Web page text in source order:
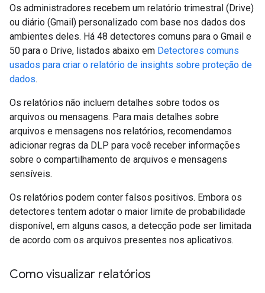
Os administradores recebem um relatório trimestral (Drive)
ou diário (Gmail) personalizado com base nos dados dos
ambientes deles. Há 48 detectores comuns para o Gmail e
50 para o Drive, listados abaixo em Detectores comuns
usados para criar o relatório de insights sobre proteção de
dados.
Os relatórios não incluem detalhes sobre todos os
arquivos ou mensagens. Para mais detalhes sobre
arquivos e mensagens nos relatórios, recomendamos
adicionar regras da DLP para você receber informações
sobre o compartilhamento de arquivos e mensagens
sensíveis.
Os relatórios podem conter falsos positivos. Embora os
detectores tentem adotar o maior limite de probabilidade
disponível, em alguns casos, a detecção pode ser limitada
de acordo com os arquivos presentes nos aplicativos.
Como visualizar relatórios